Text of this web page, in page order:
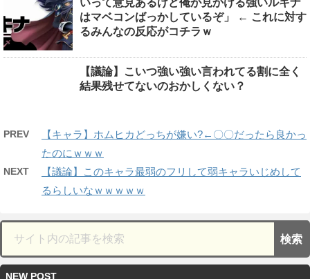
いって意見あるけど俺が見かける強いルキナ
はマベコンばっかしているぞ」 ← これに対す
るみんなの反応がコチラｗ
【議論】こいつ強い強い言われてる割に全く
結果残せてないのおかしくない？
PREV
【キャラ】ホムヒカどっちが嫌い?←〇〇だったら良かっ
たのにｗｗｗ
NEXT
【議論】このキャラ最弱のフリして弱キャラいじめして
るらしいなｗｗｗｗｗ
NEW POST